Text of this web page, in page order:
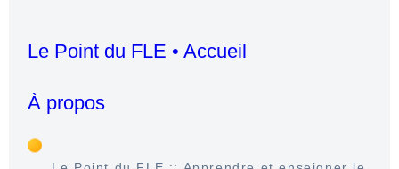
Le Point du FLE • Accueil
À propos